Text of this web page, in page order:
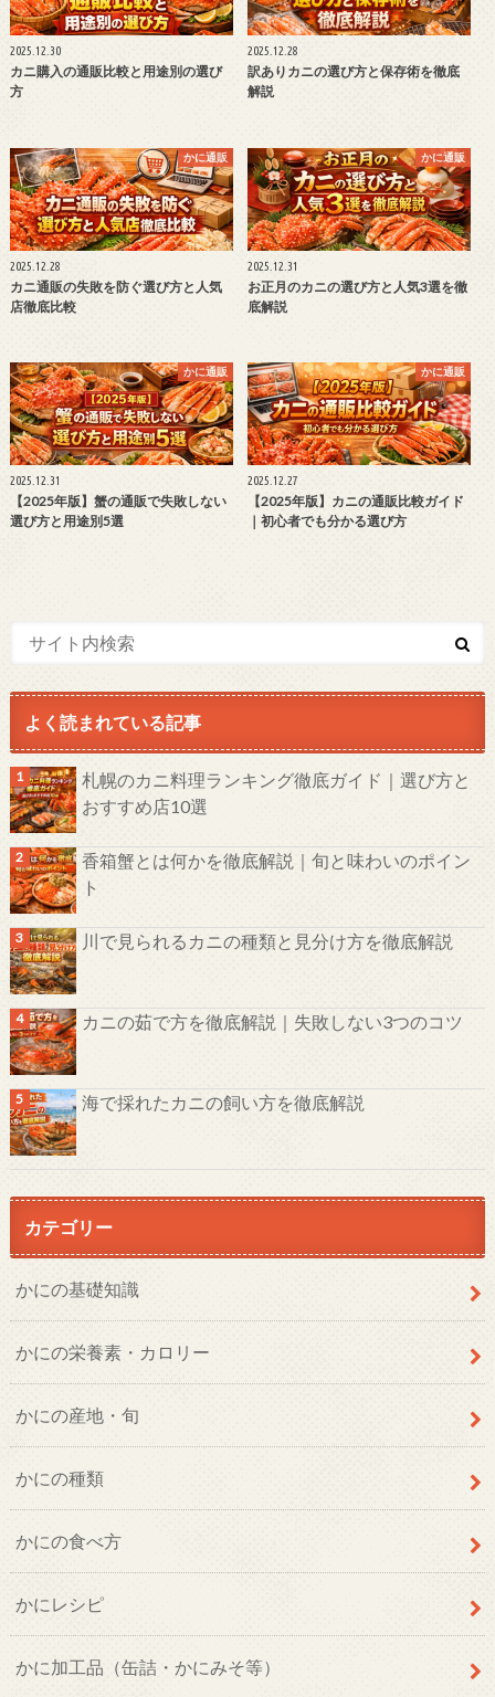
2025.12.30
カニ購入の通販比較と用途別の選び
方
2025.12.28
訳ありカニの選び方と保存術を徹底
解説
かに通販
2025.12.28
カニ通販の失敗を防ぐ選び方と人気
店徹底比較
かに通販
2025.12.31
お正月のカニの選び方と人気3選を徹
底解説
かに通販
2025.12.31
【2025年版】蟹の通販で失敗しない
選び方と用途別5選
かに通販
2025.12.27
【2025年版】カニの通販比較ガイド
｜初心者でも分かる選び方
よく読まれている記事
札幌のカニ料理ランキング徹底ガイド｜選び方と
おすすめ店10選
香箱蟹とは何かを徹底解説｜旬と味わいのポイン
ト
川で見られるカニの種類と見分け方を徹底解説
カニの茹で方を徹底解説｜失敗しない3つのコツ
海で採れたカニの飼い方を徹底解説
カテゴリー
かにの基礎知識
かにの栄養素・カロリー
かにの産地・旬
かにの種類
かにの食べ方
かにレシピ
かに加工品（缶詰・かにみそ等）